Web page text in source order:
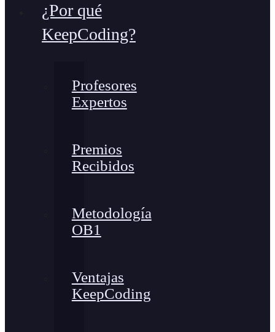
¿Por qué
KeepCoding?
Profesores
Expertos
Premios
Recibidos
Metodología
OB1
Ventajas
KeepCoding